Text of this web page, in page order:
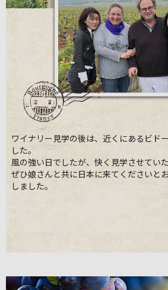
ワイナリー見学の後は、近くにあるビド
した。
風の強い日でしたが、快く見学させてい
ぜひ娘さんと共に日本に来てくださいと
しました。